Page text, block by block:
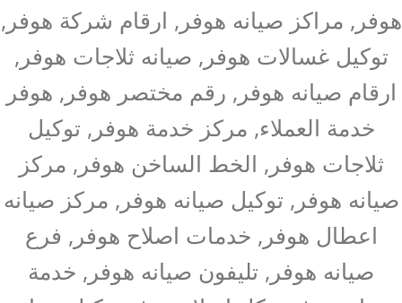
هوفر, مراكز صيانه هوفر, ارقام شركة هوفر,
توكيل غسالات هوفر, صيانه ثلاجات هوفر,
ارقام صيانه هوفر, رقم مختصر هوفر, هوفر
خدمة العملاء, مركز خدمة هوفر, توكيل
ثلاجات هوفر, الخط الساخن هوفر, مركز
صيانه هوفر, توكيل صيانه هوفر, مركز صيانه
اعطال هوفر, خدمات اصلاح هوفر, فرع
صيانه هوفر, تليفون صيانه هوفر, خدمة